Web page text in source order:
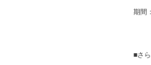
期間
■さ